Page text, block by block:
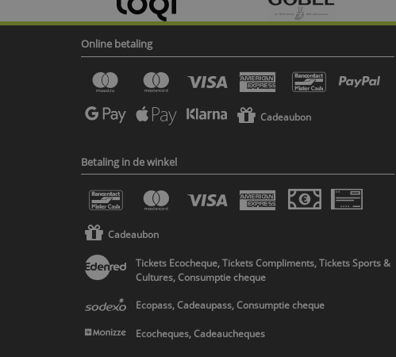
Online betaling
Cadeaubon
Betaling in de winkel
Cadeaubon
Tickets Ecocheque, Tickets Compliments, Tickets Sports &
Cultures, Consumptie cheque
Ecopass, Cadeaupass, Consumptie cheque
Ecocheques, Cadeaucheques